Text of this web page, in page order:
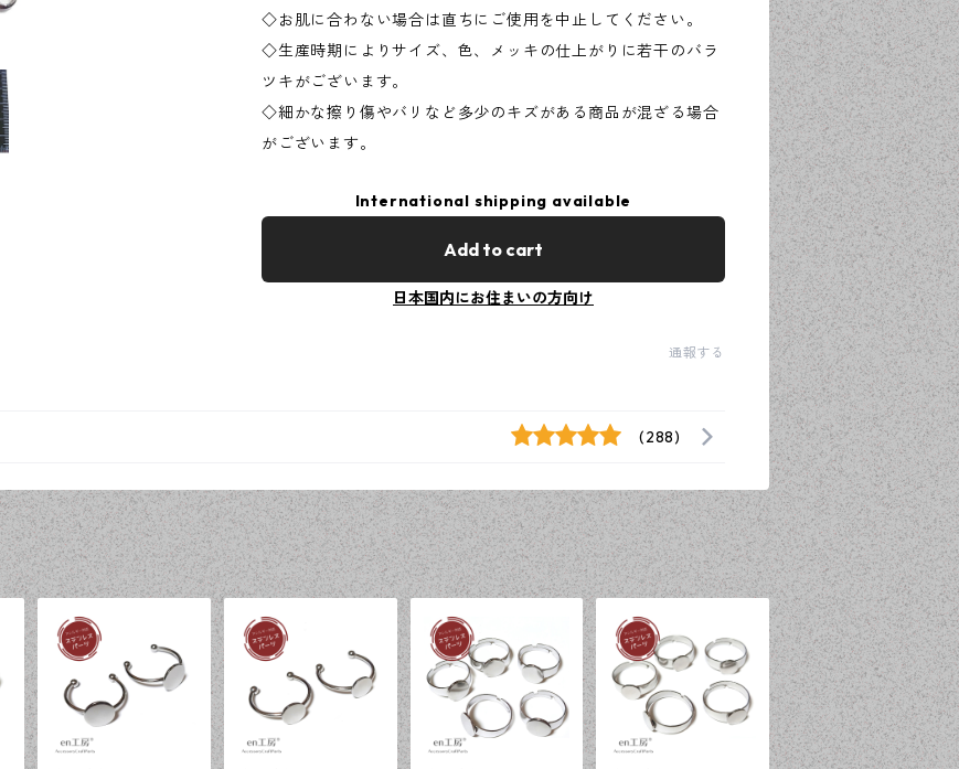
◇お肌に合わない場合は直ちにご使用を中止してください。
◇生産時期によりサイズ、色、メッキの仕上がりに若干のバラ
ツキがございます。
◇細かな擦り傷やバリなど多少のキズがある商品が混ざる場合
がございます。
International shipping available
Add to cart
日本国内にお住まいの方向け
通報する
(288)